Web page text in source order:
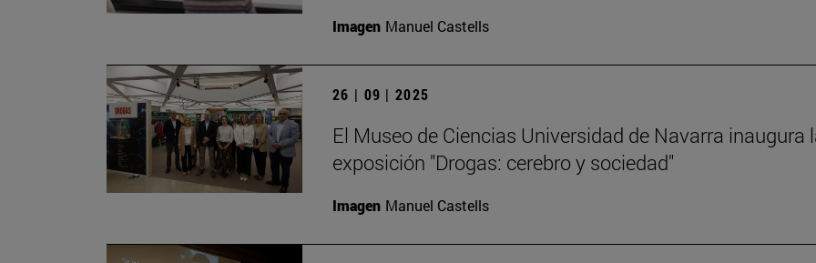
Imagen Manuel Castells
26 | 09 | 2025
El Museo de Ciencias Universidad de Navarra inaugura
exposición "Drogas: cerebro y sociedad"
Imagen Manuel Castells